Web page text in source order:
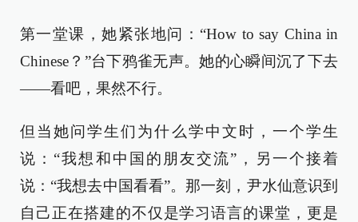
第一堂课，她紧张地问：“How to say China in
Chinese？”台下鸦雀无声。她的心瞬间沉了下去
——看吧，果然不行。
但当她问学生们为什么学中文时，一个学生
说：“我想和中国的朋友交流”，另一个接着
说：“我想去中国看看”。那一刻，尹水仙意识到
自己正在搭建的不仅是学习语言的课堂，更是